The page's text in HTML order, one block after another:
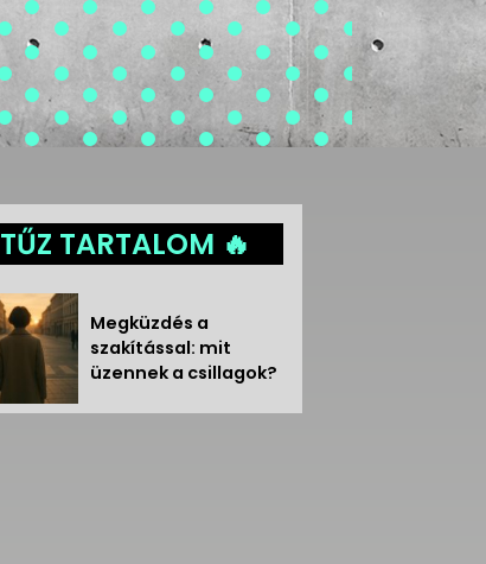
TŰZ TARTALOM 🔥
Megküzdés a
szakítással: mit
üzennek a csillagok?